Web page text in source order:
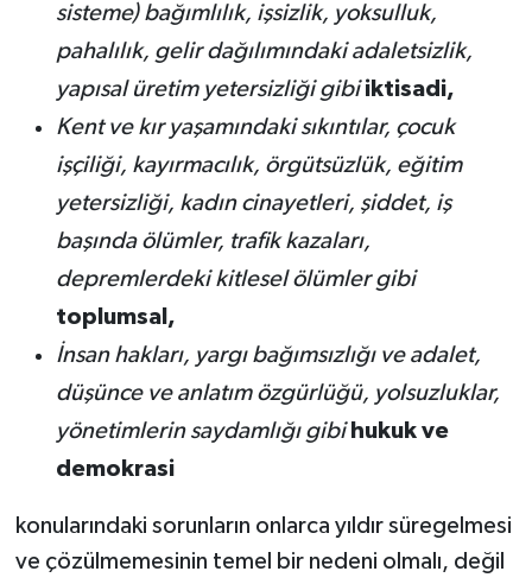
sisteme) bağımlılık, işsizlik, yoksulluk,
pahalılık, gelir dağılımındaki adaletsizlik,
yapısal üretim yetersizliği gibi iktisadi,
Kent ve kır yaşamındaki sıkıntılar, çocuk
işçiliği, kayırmacılık, örgütsüzlük, eğitim
yetersizliği, kadın cinayetleri, şiddet, iş
başında ölümler, trafik kazaları,
depremlerdeki kitlesel ölümler gibi
toplumsal,
İnsan hakları, yargı bağımsızlığı ve adalet,
düşünce ve anlatım özgürlüğü, yolsuzluklar,
yönetimlerin saydamlığı gibi hukuk ve
demokrasi
konularındaki sorunların onlarca yıldır süregelmesi
ve çözülmemesinin temel bir nedeni olmalı, değil